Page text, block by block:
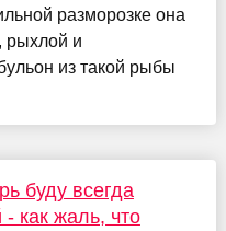
разморозке она
рыхлой и
из такой рыбы
буду всегда
- как жаль, что